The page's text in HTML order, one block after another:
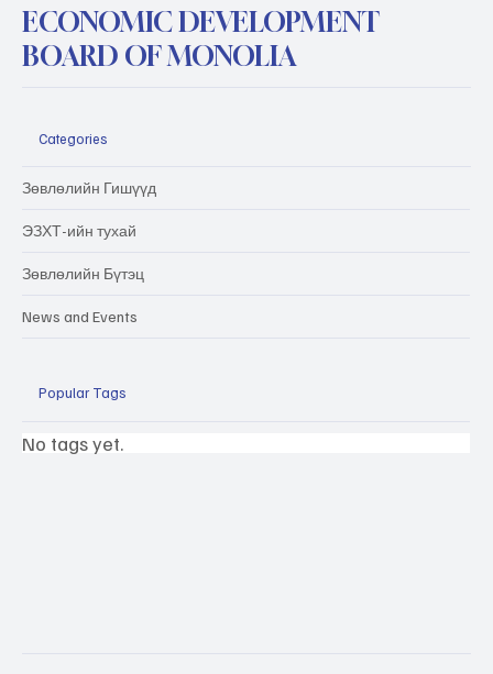
ECONOMIC DEVELOPMENT
BOARD OF MONOLIA
Categories
Зөвлөлийн Гишүүд
ЭЗХТ-ийн тухай
Зөвлөлийн Бүтэц
News and Events
Popular Tags
No tags yet.